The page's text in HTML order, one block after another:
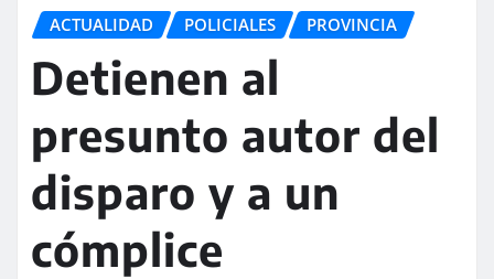
ACTUALIDAD POLICIALES PROVINCIA
Detienen al
presunto autor del
disparo y a un
cómplice